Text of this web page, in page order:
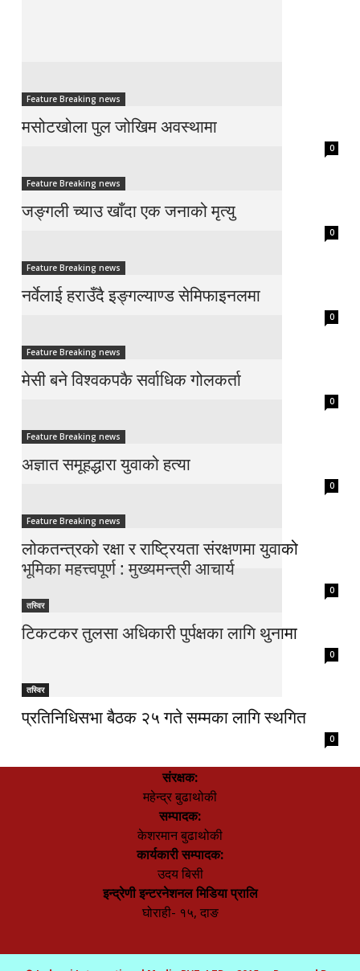
Feature Breaking news
मसोटखोला पुल जोखिम अवस्थामा
0
Feature Breaking news
जङ्गली च्याउ खाँदा एक जनाको मृत्यु
0
Feature Breaking news
नर्वेलाई हराउँदै इङ्गल्याण्ड सेमिफाइनलमा
0
Feature Breaking news
मेसी बने विश्वकपकै सर्वाधिक गोलकर्ता
0
Feature Breaking news
अज्ञात समूहद्धारा युवाको हत्या
0
Feature Breaking news
लोकतन्त्रको रक्षा र राष्ट्रियता संरक्षणमा युवाको
भूमिका महत्त्वपूर्ण : मुख्यमन्त्री आचार्य
0
तस्विर
टिकटकर तुलसा अधिकारी पुर्पक्षका लागि थुनामा
0
तस्विर
प्रतिनिधिसभा बैठक २५ गते सम्मका लागि स्थगित
0
संरक्षक:
महेन्द्र बुढाथोकी
सम्पादक:
केशरमान बुढाथोकी
कार्यकारी सम्पादक:
उदय बिसी
इन्द्रेणी इन्टरनेशनल मिडिया प्रालि
घोराही- १५, दाङ